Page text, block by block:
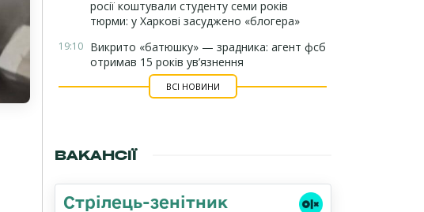
росії коштували студенту семи років
тюрми: у Харкові засуджено «блогера»
19:10 Викрито «батюшку» — зрадника: агент фсб
отримав 15 років ув’язнення
ВСІ НОВИНИ
ВАКАНСІЇ
Стрілець-зенітник